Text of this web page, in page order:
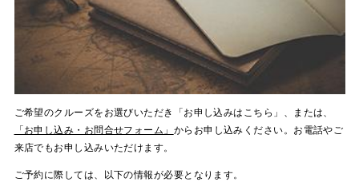
ご希望のクルーズをお選びいただき「お申し込みはこちら」、または、
「お申し込み・お問合せフォーム」 からお申し込みください。お電話やご
来店でもお申し込みいただけます。
ご予約に際しては、以下の情報が必要となります。